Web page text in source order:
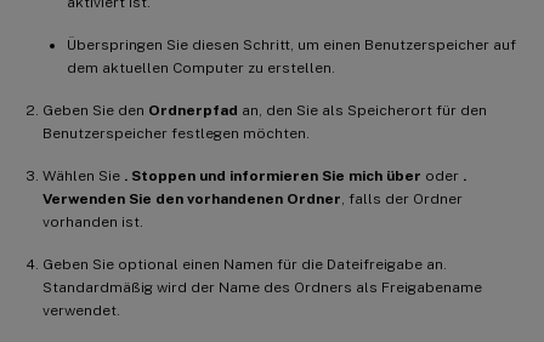
Überspringen Sie diesen Schritt, um einen Benutzerspeicher auf
dem aktuellen Computer zu erstellen.
Geben Sie den Ordnerpfad an, den Sie als Speicherort für den
Benutzerspeicher festlegen möchten.
Wählen Sie . Stoppen und informieren Sie mich über oder .
Verwenden Sie den vorhandenen Ordner , falls der Ordner
vorhanden ist.
Geben Sie optional einen Namen für die Dateifreigabe an.
Standardmäßig wird der Name des Ordners als Freigabename
verwendet.